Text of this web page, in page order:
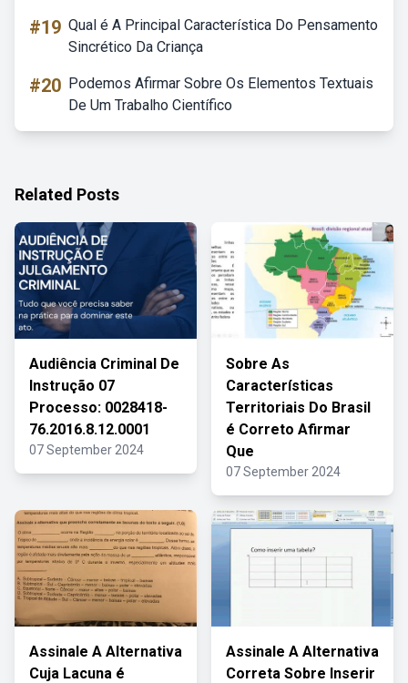
#19 Qual é A Principal Característica Do Pensamento
Sincrético Da Criança
#20 Podemos Afirmar Sobre Os Elementos Textuais
De Um Trabalho Científico
Related Posts
Audiência Criminal De
Instrução 07
Processo: 0028418-
76.2016.8.12.0001
07 September 2024
Sobre As
Características
Territoriais Do Brasil
é Correto Afirmar
Que
07 September 2024
Assinale A Alternativa
Cuja Lacuna é
Assinale A Alternativa
Correta Sobre Inserir